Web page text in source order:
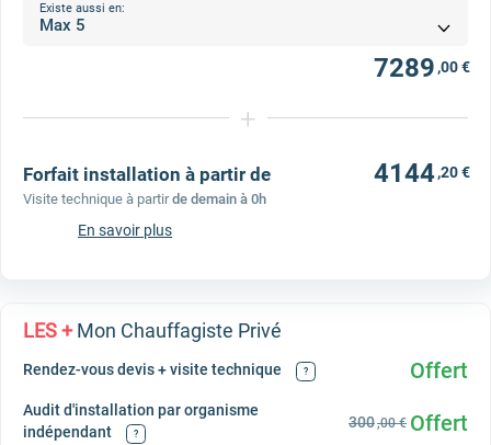
Existe aussi en:
7289 ,00 €
+
Forfait installation à partir de 4144,20 €
Visite technique à partir de demain à 0h
En savoir plus
LES +Mon Chauffagiste Privé
Rendez-vous devis + visite technique ? Offert
Audit d'installation par organisme
indépendant
? Offert
300,00 €